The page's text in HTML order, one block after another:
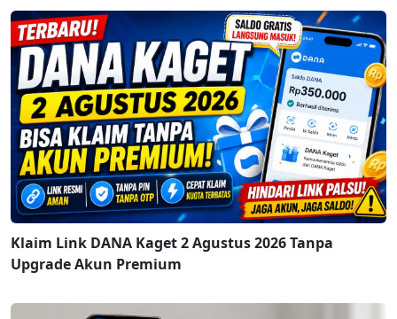
Klaim Link DANA Kaget 2 Agustus 2026 Tanpa
Upgrade Akun Premium